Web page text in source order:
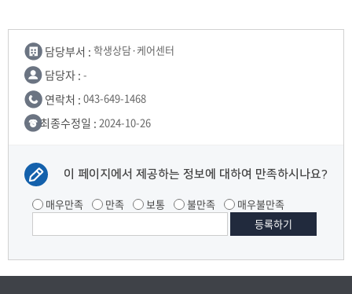
담당부서 : 학생상담·케어센터
담당자 : -
연락처 : 043-649-1468
최종수정일 : 2024-10-26
이 페이지에서 제공하는 정보에 대하여 만족하시나요?
매우만족 만족 보통 불만족 매우불만족